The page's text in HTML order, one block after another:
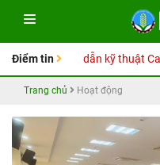
Điểm tin
tay Hướng dẫn kỹ thuật Canh
Trang chủ Hoạt động